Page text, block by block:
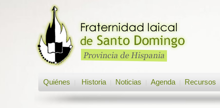
Quiénes Historia Noticias Agenda Recursos